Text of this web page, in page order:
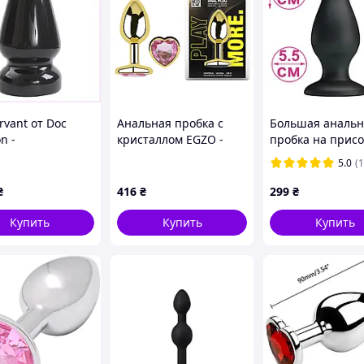
от Doc
-
Купить
Анальная пробка с
кристаллом EGZO -
416 ₴
Купить
Большая
пробка на
силиконовая
цвета диаметр
см
5.0
299 ₴
Купить